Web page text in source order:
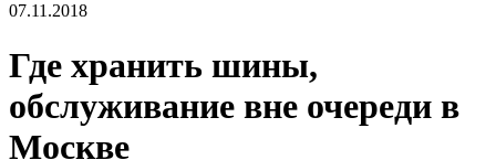
07.11.2018
Где хранить шины,
обслуживание вне очереди в
Москве